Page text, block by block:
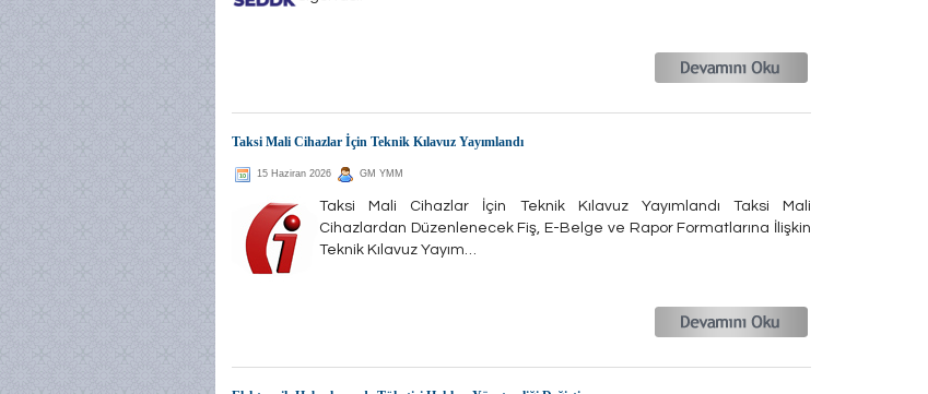
Taksi Mali Cihazlar İçin Teknik Kılavuz Yayımlandı
15 Haziran 2026 GM YMM
Taksi Mali Cihazlar İçin Teknik Kılavuz Yayımlandı Taksi Mali
Cihazlardan Düzenlenecek Fiş, E-Belge ve Rapor Formatlarına İlişkin
Teknik Kılavuz Yayım…